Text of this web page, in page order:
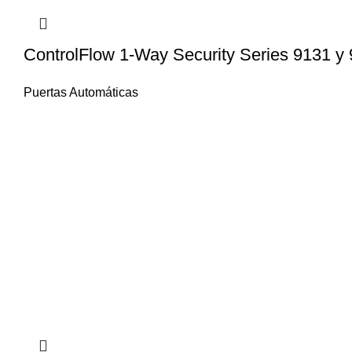
ControlFlow 1-Way Security Series 9131 y
Puertas Automáticas